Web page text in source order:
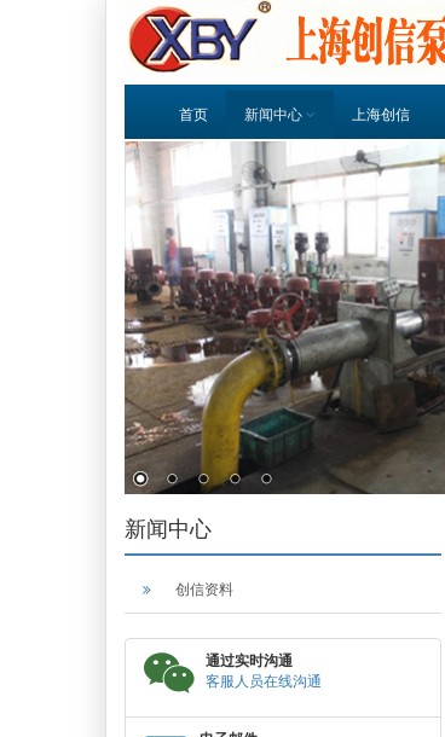
首页 新闻中心 上海创信
新闻中心
创信资料
通过实时沟通
客服人员在线沟通